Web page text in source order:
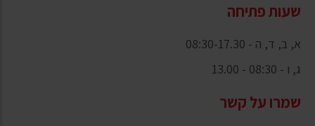
שעות פתיחה
א, ב, ד, ה - 08:30-17.30
ג, ו - 08:30 - 13.00
שמרו על קשר